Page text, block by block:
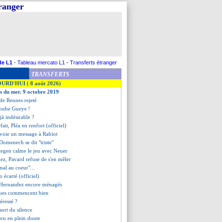
L1 - Tableau mercato L1 - Transferts étranger
TRANSFERTS
( 8 août 2026)
du mer. 9 octobre 2019
Rennes rejeté
Gueye !
indésirable ?
Pléa en renfort (officiel)
un message à Rabiot
se dit "triste"
calme le jeu avec Neuer
Pavard refuse de s'en mêler
au coeur"...
écarté (officiel)
encore ménagés
commencent bien
?
du silence
en plein doute